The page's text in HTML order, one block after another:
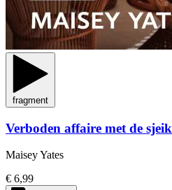
fragment
Verboden affaire met de sjeik
Maisey Yates
€ 6,99